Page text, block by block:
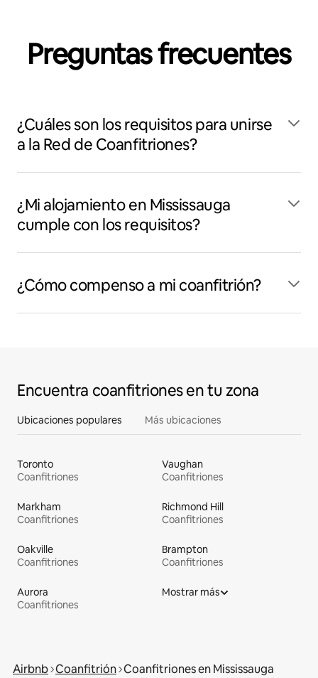
Preguntas frecuentes
¿Cuáles son los requisitos para unirse
a la Red de Coanfitriones?
¿Mi alojamiento en Mississauga
cumple con los requisitos?
¿Cómo compenso a mi coanfitrión?
Encuentra coanfitriones en tu zona
Ubicaciones populares Más ubicaciones
Toronto
Coanfitriones
Vaughan
Coanfitriones
Markham
Coanfitriones
Richmond Hill
Coanfitriones
Oakville
Coanfitriones
Brampton
Coanfitriones
Aurora
Coanfitriones
Mostrar más
Airbnb Coanfitrión Coanfitriones en Mississauga